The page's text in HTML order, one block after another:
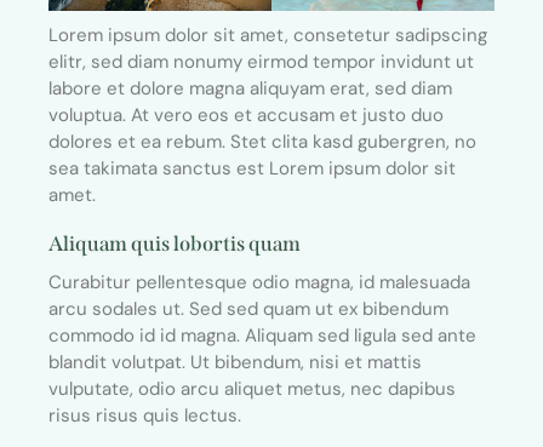
Lorem ipsum dolor sit amet, consetetur sadipscing
elitr, sed diam nonumy eirmod tempor invidunt ut
labore et dolore magna aliquyam erat, sed diam
voluptua. At vero eos et accusam et justo duo
dolores et ea rebum. Stet clita kasd gubergren, no
sea takimata sanctus est Lorem ipsum dolor sit
amet.
Aliquam quis lobortis quam
Curabitur pellentesque odio magna, id malesuada
arcu sodales ut. Sed sed quam ut ex bibendum
commodo id id magna. Aliquam sed ligula sed ante
blandit volutpat. Ut bibendum, nisi et mattis
vulputate, odio arcu aliquet metus, nec dapibus
risus risus quis lectus.